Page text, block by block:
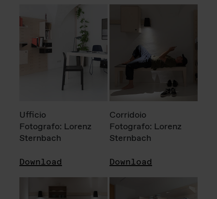
Ufficio
Fotografo: Lorenz
Sternbach
Download
Corridoio
Fotografo: Lorenz
Sternbach
Download